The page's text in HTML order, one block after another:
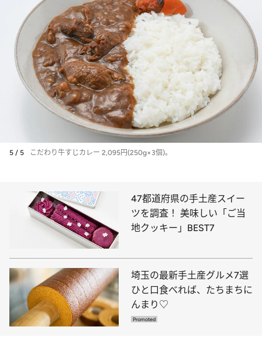
5 / 5 こだわり牛すじカレー 2,095円(250g×3個)。
47都道府県の手土産スイー
ツを調査！ 美味しい「ご当
地クッキー」BEST7
埼玉の最新手土産グルメ7選
ひと口食べれば、たちまちに
んまり♡